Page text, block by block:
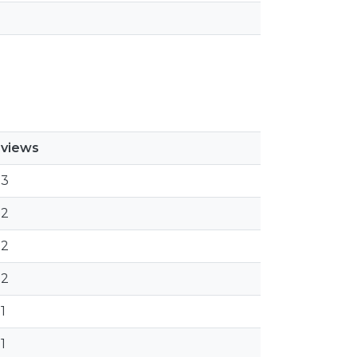
views
3
2
2
2
1
1